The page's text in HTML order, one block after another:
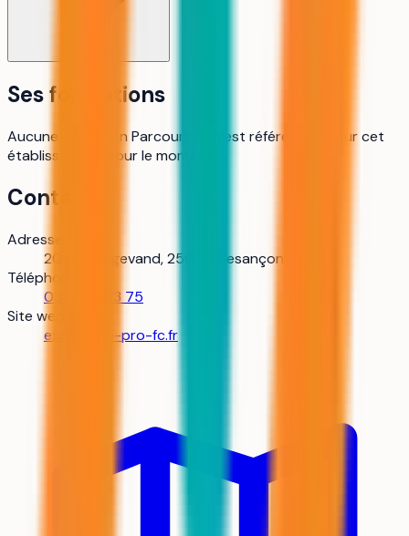
Ses formations
Aucune formation Parcoursup n’est référencée pour cet
établissement pour le moment.
Contact
Adresse
20 rue Mégevand, 25000 Besançon
Téléphone
03 81 25 03 75
Site web
excellence-pro-fc.fr